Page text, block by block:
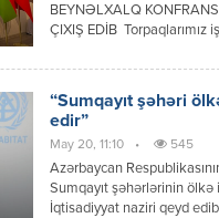
BEYNƏLXALQ
ÇIXIŞ EDİB
çevrilmişdir. 23 iyul 2026-
Beynəlxalq Elmi
İtaliya, Türkiyə, Səudiyyə
Qazaxstandan və
“Sumqayıt şəhəri
edir”
May 20, 11:10 • 545
Azərbaycan
Sumqayıt şəhərlərinin ölkə
İqtisadiyyat naziri qeyd